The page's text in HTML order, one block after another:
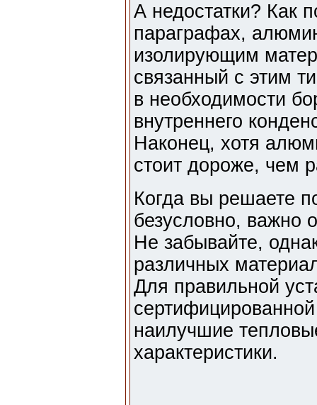
А недостатки? Как
параграфах,
изолирующим
связанный с этим
в необходимости
внутреннего
Наконец, хотя
стоит дороже, чем
Когда вы решаете
безусловно, важно
Не забывайте,
различных
Для правильной
наилучшие
характеристики.